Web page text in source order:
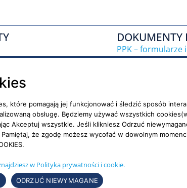
media
DOKUMENTY
PPK – formularze
które pomagają jej funkcjonować i śledzić sposób
obsługę. Będziemy używać wszystkich
Akceptuj wszystkie. Jeśli klikniesz Odrzuć
że zgodę możesz wycofać w dowolnym
w Polityka prywatności i cookie.
ODRZUĆ NIEWYMAGANE